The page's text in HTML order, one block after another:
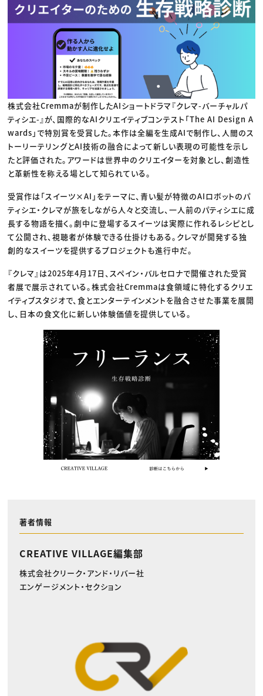
広告
出版
CREATIVE VILLAGEからのお知らせ
プロフェッショナル×つながる×メディア
株式会社Cremmaが制作したAIショートドラマ『クレマ-バーチャルパ
ティシエ-』が、国際的なAIクリエイティブコンテスト「The AI Design A
wards」で特別賞を受賞した。本作は全編を生成AIで制作し、人間のス
トーリーテリングとAI技術の融合によって新しい表現の可能性を示し
たと評価された。アワードは世界中のクリエイターを対象とし、創造性
と革新性を称える場として知られている。
受賞作は「スイーツ×AI」をテーマに、青い髪が特徴のAIロボットのパ
ティシエ・クレマが旅をしながら人々と交流し、一人前のパティシエに成
長する物語を描く。劇中に登場するスイーツは実際に作れるレシピとし
て公開され、視聴者が体験できる仕掛けもある。クレマが開発する独
創的なスイーツを提供するプロジェクトも進行中だ。
『クレマ』は2025年4月17日、スペイン・バルセロナで開催された受賞
者展で展示されている。株式会社Cremmaは食領域に特化するクリエ
イティブスタジオで、食とエンターテインメントを融合させた事業を展開
し、日本の食文化に新しい体験価値を提供している。
著者情報
CREATIVE VILLAGE編集部
株式会社クリーク・アンド・リバー社
エンゲージメント・セクション